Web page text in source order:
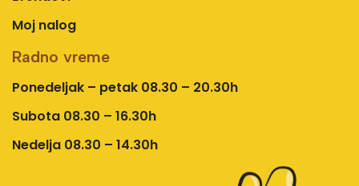
Moj nalog
Radno vreme
Ponedeljak – petak 08.30 – 20.30h
Subota 08.30 – 16.30h
Nedelja 08.30 – 14.30h